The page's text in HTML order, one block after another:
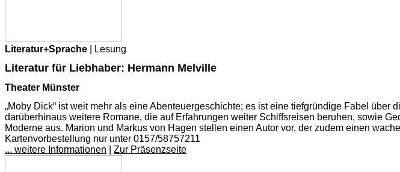
Literatur+Sprache | Lesung
Literatur für Liebhaber: Hermann Melville
Theater Münster
„Moby Dick“ ist weit mehr als eine Abenteuergeschichte; es ist eine tiefgründige Fabel
darüberhinaus weitere Romane, die auf Erfahrungen weiter Schiffsreisen beruhen, sowie
Moderne aus. Marion und Markus von Hagen stellen einen Autor vor, der zudem einen
Kartenvorbestellung nur unter 0157/58757211
... weitere Informationen
Zur Präsenzseite